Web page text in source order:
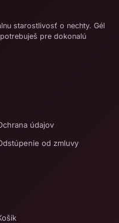
starostlivosť o nechty. Gél
pre dokonalú
údajov
od zmluvy